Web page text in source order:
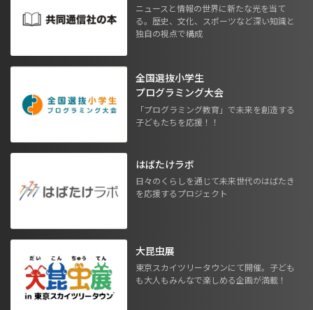
ニュースと情報の世界に新たな光を当て
る。歴史、文化、スポーツなど深い知識と
独自の視点で構成
全国選抜小学生
プログラミング大会
「プログラミング教育」で未来を創造する
子どもたちを応援！！
はばたけラボ
日々のくらしを通じて未来世代のはばたき
を応援するプロジェクト
大昆虫展
東京スカイツリータウンにて開催。子ども
も大人もみんなで楽しめる企画が満載！